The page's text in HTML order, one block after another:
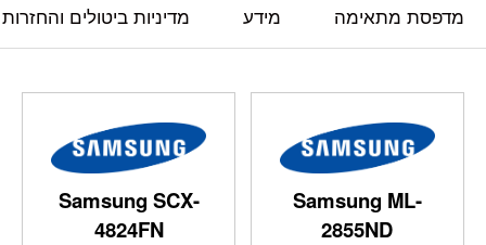
מדפסת מתאימה מידע מדיניות ביטולים והחזרות
Samsung ML-
2855ND
Samsung SCX-
4824FN